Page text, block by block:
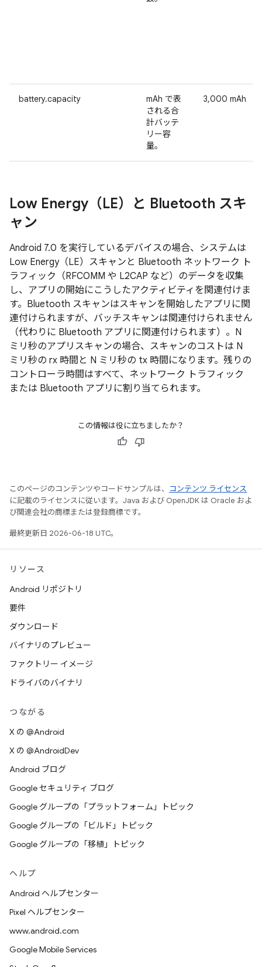
battery.capacity
mAh で表
される合
計バッテ
リー容
量。
3,000 mAh
Low Energy（LE）と Bluetooth スキ
ャン
Android 7.0 を実行しているデバイスの場合、システムは
Low Energy（LE）スキャンと Bluetooth ネットワーク ト
ラフィック（RFCOMM や L2CAP など）のデータを収集
し、アプリの開始にこうしたアクティビティを関連付けま
す。Bluetooth スキャンはスキャンを開始したアプリに関
連付けられますが、バッチスキャンは関連付けられません
（代わりに Bluetooth アプリに関連付けられます）。N
ミリ秒のアプリスキャンの場合、スキャンのコストは N
ミリ秒の rx 時間と N ミリ秒の tx 時間になります。残りの
コントローラ時間はすべて、ネットワーク トラフィック
または Bluetooth アプリに割り当てられます。
この情報は役に立ちましたか？
このページのコンテンツやコードサンプルは、
コンテンツ ライセンス
に記載のライセンスに従います。Java および OpenJDK は Oracle およ
び関連会社の商標または登録商標です。
最終更新日 2026-06-18 UTC。
リソース
Android リポジトリ
要件
ダウンロード
バイナリのプレビュー
ファクトリー イメージ
ドライバのバイナリ
つながる
X の @Android
X の @AndroidDev
Android ブログ
Google セキュリティ ブログ
Google グループの「プラットフォーム」トピック
Google グループの「ビルド」トピック
Google グループの「移植」トピック
ヘルプ
Android ヘルプセンター
Pixel ヘルプセンター
www.android.com
Google Mobile Services